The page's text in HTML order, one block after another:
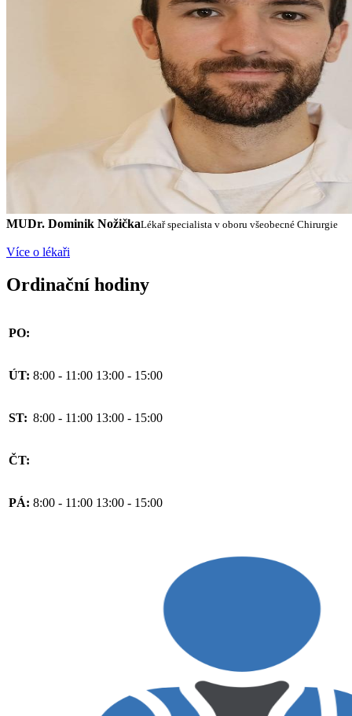
MUDr. Dominik NožičkaLékař specialista v oboru všeobecné Chirurgie
Více o lékaři
Ordinační hodiny
PO:
ÚT: 8:00 - 11:00 13:00 - 15:00
ST: 8:00 - 11:00 13:00 - 15:00
ČT:
PÁ: 8:00 - 11:00 13:00 - 15:00